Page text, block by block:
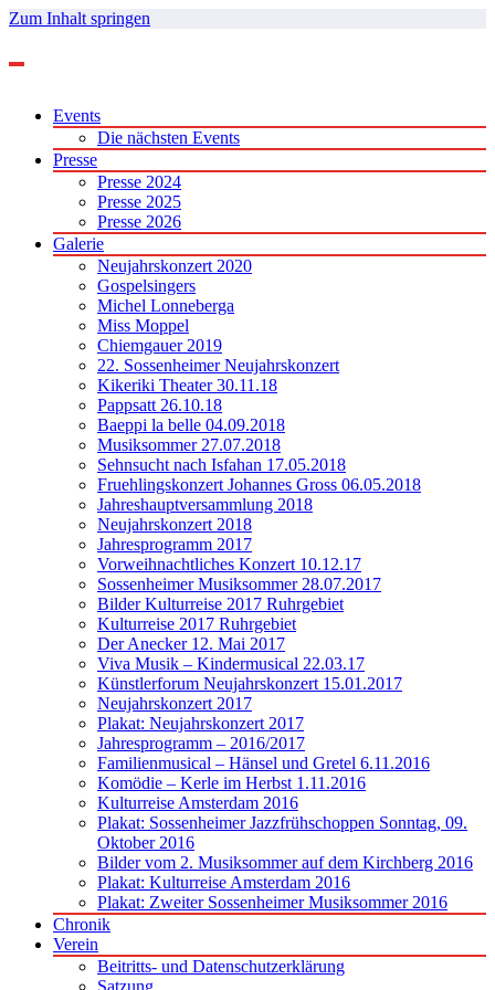
Zum Inhalt springen
Events
Die nächsten Events
Presse
Presse 2024
Presse 2025
Presse 2026
Galerie
Neujahrskonzert 2020
Gospelsingers
Michel Lonneberga
Miss Moppel
Chiemgauer 2019
22. Sossenheimer Neujahrskonzert
Kikeriki Theater 30.11.18
Pappsatt 26.10.18
Baeppi la belle 04.09.2018
Musiksommer 27.07.2018
Sehnsucht nach Isfahan 17.05.2018
Fruehlingskonzert Johannes Gross 06.05.2018
Jahreshauptversammlung 2018
Neujahrskonzert 2018
Jahresprogramm 2017
Vorweihnachtliches Konzert 10.12.17
Sossenheimer Musiksommer 28.07.2017
Bilder Kulturreise 2017 Ruhrgebiet
Kulturreise 2017 Ruhrgebiet
Der Anecker 12. Mai 2017
Viva Musik – Kindermusical 22.03.17
Künstlerforum Neujahrskonzert 15.01.2017
Neujahrskonzert 2017
Plakat: Neujahrskonzert 2017
Jahresprogramm – 2016/2017
Familienmusical – Hänsel und Gretel 6.11.2016
Komödie – Kerle im Herbst 1.11.2016
Kulturreise Amsterdam 2016
Plakat: Sossenheimer Jazzfrühschoppen Sonntag, 09.
Oktober 2016
Bilder vom 2. Musiksommer auf dem Kirchberg 2016
Plakat: Kulturreise Amsterdam 2016
Plakat: Zweiter Sossenheimer Musiksommer 2016
Chronik
Verein
Beitritts- und Datenschutzerklärung
Satzung